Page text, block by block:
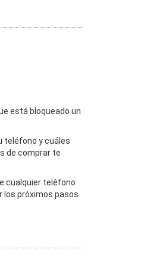
está bloqueado un
teléfono y cuáles
de comprar te
cualquier teléfono
los próximos pasos